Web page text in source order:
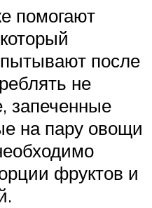
помогают
после
не
запеченные
на пару овощи
фруктов и